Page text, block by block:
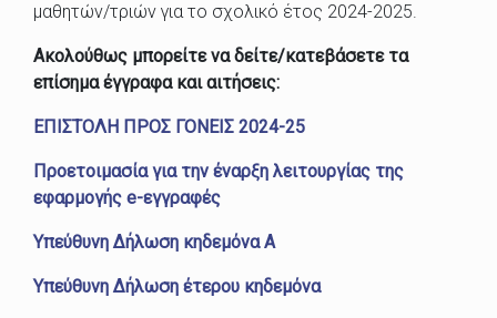
μαθητών/τριών για το σχολικό έτος 2024-2025.
Ακολούθως μπορείτε να δείτε/κατεβάσετε τα
επίσημα έγγραφα και αιτήσεις:
ΕΠΙΣΤΟΛΗ ΠΡΟΣ ΓΟΝΕΙΣ 2024-25
Προετοιμασία για την έναρξη λειτουργίας της
εφαρμογής e-εγγραφές
Υπεύθυνη Δήλωση κηδεμόνα Α
Υπεύθυνη Δήλωση έτερου κηδεμόνα